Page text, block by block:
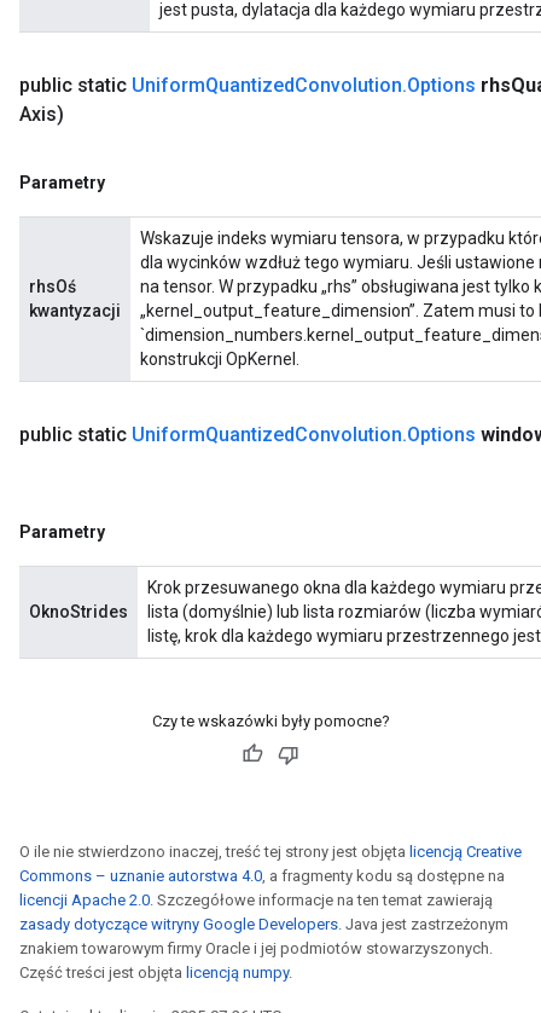
jest pusta, dylatacja dla każdego wymiaru
public static UniformQuantizedConvolution.Options rhs
Axis)
Parametry
rhsOś
kwantyzacji
Wskazuje indeks wymiaru tensora, w przypadku
dla wycinków wzdłuż tego wymiaru. Jeśli
na tensor. W przypadku „rhs” obsługiwana jest
„kernel_output_feature_dimension”. Zatem musi to
konstrukcji OpKernel.
public static UniformQuantizedConvolution.Options
Parametry
OknoStrides
Krok przesuwanego okna dla każdego wymiaru
lista (domyślnie) lub lista rozmiarów (liczba
listę, krok dla każdego wymiaru przestrzennego
Czy te wskazówki były pomocne?
O ile nie stwierdzono inaczej, treść tej strony jest objęta licencją Creative
Commons – uznanie autorstwa 4.0, a fragmenty kodu są dostępne na
licencji Apache 2.0. Szczegółowe informacje na ten temat zawierają
zasady dotyczące witryny Google Developers. Java jest zastrzeżonym
znakiem towarowym firmy Oracle i jej podmiotów stowarzyszonych.
Część treści jest objęta licencją numpy.